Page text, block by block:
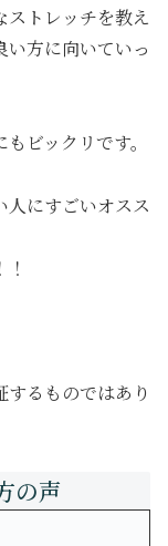
トレッチを教え
方に向いていっ
ビックリです。
人にすごいオスス
るものではあり